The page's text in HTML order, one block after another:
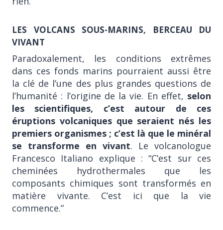
LES VOLCANS SOUS-MARINS, BERCEAU DU
VIVANT
Paradoxalement, les conditions extrêmes
dans ces fonds marins pourraient aussi être
la clé de l’une des plus grandes questions de
l’humanité : l’origine de la vie. En effet, selon
les scientifiques, c’est autour de ces
éruptions volcaniques que seraient nés les
premiers organismes ; c’est là que le minéral
se transforme en vivant. Le volcanologue
Francesco Italiano explique : “C’est sur ces
cheminées hydrothermales que les
composants chimiques sont transformés en
matière vivante. C’est ici que la vie
commence.”